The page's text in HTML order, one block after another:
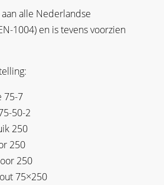
alle Nederlandse
1004) en is tevens voorzien
75-7
50-2
250
250
250
75×250